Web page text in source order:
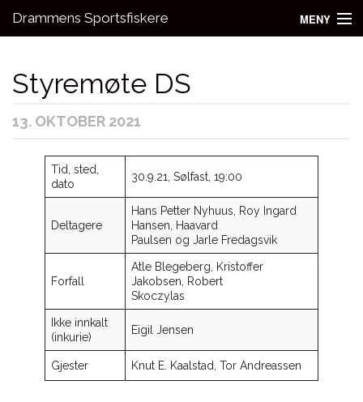
Drammens Sportsfiskere MENY
Aktivitetsgrupper
Utleie
Bli medlem!
Kontakt oss
Styremøte DS
13. OKTOBER 2021
Tid, sted,
dato
30.9.21, Sølfast, 19:00
Deltagere
Hans Petter Nyhuus, Roy Ingard
Hansen, Haavard
Paulsen og Jarle Fredagsvik
Forfall
Atle Blegeberg, Kristoffer
Jakobsen, Robert
Skoczylas
Ikke innkalt
(inkurie)
Eigil Jensen
Gjester Knut E. Kaalstad, Tor Andreassen